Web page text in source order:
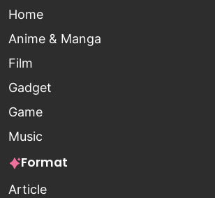
Home
Anime & Manga
Film
Gadget
Game
Music
Format
Article